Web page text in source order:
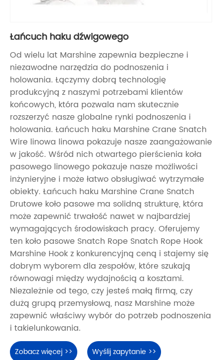
Łańcuch haku dźwigowego
Od wielu lat Marshine zapewnia bezpieczne i
niezawodne narzędzia do podnoszenia i
holowania. Łączymy dobrą technologię
produkcyjną z naszymi potrzebami klientów
końcowych, która pozwala nam skutecznie
rozszerzyć nasze globalne rynki podnoszenia i
holowania. Łańcuch haku Marshine Crane Snatch
Wire linowa linowa pokazuje nasze zaangażowanie
w jakość. Wśród nich otwartego pierścienia koła
pasowego linowego pokazuje nasze możliwości
inżynieryjne i może łatwo obsługiwać wytrzymałe
obiekty. Łańcuch haku Marshine Crane Snatch
Drutowe koło pasowe ma solidną strukturę, która
może zapewnić trwałość nawet w najbardziej
wymagających środowiskach pracy. Oferujemy
ten koło pasowe Snatch Rope Snatch Rope Hook
Marshine Hook z konkurencyjną ceną i stajemy się
dobrym wyborem dla zespołów, które szukają
równowagi między wydajnością a kosztami.
Niezależnie od tego, czy jesteś małą firmą, czy
dużą grupą przemysłową, nasz Marshine może
zapewnić właściwy wybór do potrzeb podnoszenia
i takielunkowania.
Zobacz więcej >> Wyślij zapytanie >>